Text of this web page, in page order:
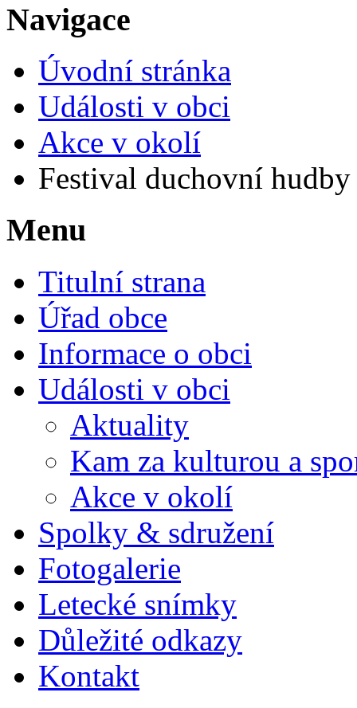
Navigace
Úvodní stránka
Události v obci
Akce v okolí
Festival duchovní hudby
Menu
Titulní strana
Úřad obce
Informace o obci
Události v obci
Aktuality
Kam za kulturou a
Akce v okolí
Spolky & sdružení
Fotogalerie
Letecké snímky
Důležité odkazy
Kontakt